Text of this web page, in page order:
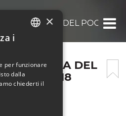
ALL’ ARENA DEL POGGIO
ARENA DEL
2018
×
i
per funzionare
dalla
chiederti il